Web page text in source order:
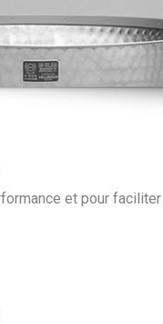
et pour